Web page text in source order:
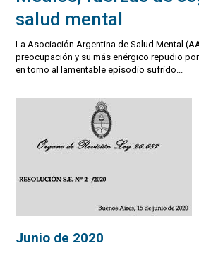
salud mental
La Asociación Argentina de Salud Mental
preocupación y su más enérgico repudio
en torno al lamentable episodio sufrido...
Junio de 2020